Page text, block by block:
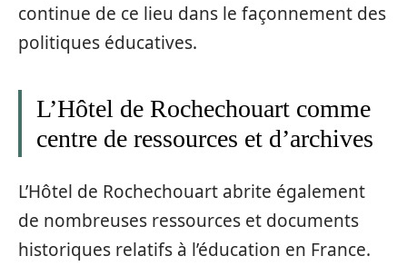
continue de ce lieu dans le façonnement des
politiques éducatives.
L’Hôtel de Rochechouart comme
centre de ressources et d’archives
L’Hôtel de Rochechouart abrite également
de nombreuses ressources et documents
historiques relatifs à l’éducation en France.